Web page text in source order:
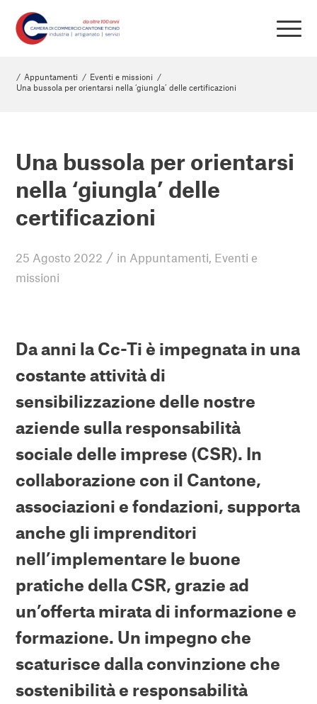
/ Appuntamenti / Eventi e missioni /
Una bussola per orientarsi nella ‘giungla’ delle certificazioni
Una bussola per orientarsi
nella ‘giungla’ delle
certificazioni
25 Agosto 2022 / in Appuntamenti, Eventi e
missioni
Da anni la Cc-Ti è impegnata in una
costante attività di
sensibilizzazione delle nostre
aziende sulla responsabilità
sociale delle imprese (CSR). In
collaborazione con il Cantone,
associazioni e fondazioni, supporta
anche gli imprenditori
nell’implementare le buone
pratiche della CSR, grazie ad
un’offerta mirata di informazione e
formazione. Un impegno che
scaturisce dalla convinzione che
sostenibilità e responsabilità